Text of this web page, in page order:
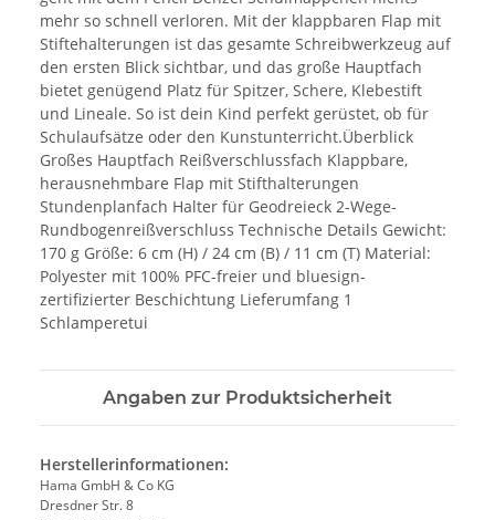
mehr so schnell verloren. Mit der klappbaren Flap mit
Stiftehalterungen ist das gesamte Schreibwerkzeug auf
den ersten Blick sichtbar, und das große Hauptfach
bietet genügend Platz für Spitzer, Schere, Klebestift
und Lineale. So ist dein Kind perfekt gerüstet, ob für
Schulaufsätze oder den Kunstunterricht.Überblick
Großes Hauptfach Reißverschlussfach Klappbare,
herausnehmbare Flap mit Stifthalterungen
Stundenplanfach Halter für Geodreieck 2-Wege-
Rundbogenreißverschluss Technische Details Gewicht:
170 g Größe: 6 cm (H) / 24 cm (B) / 11 cm (T) Material:
Polyester mit 100% PFC-freier und bluesign-
zertifizierter Beschichtung Lieferumfang 1
Schlamperetui
Angaben zur Produktsicherheit
Herstellerinformationen:
Hama GmbH & Co KG
Dresdner Str. 8